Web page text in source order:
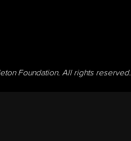
Foundation. All rights reserved.